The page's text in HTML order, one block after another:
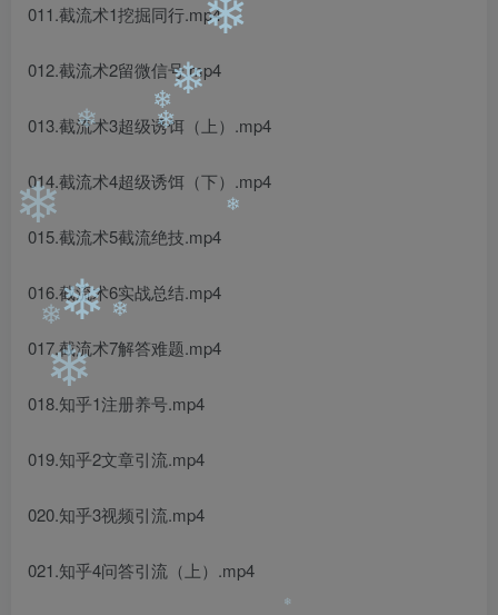
011.截流术1挖掘同行.mp4
012.截流术2留微信号.mp4
013.截流术3超级诱饵（上）.mp4
014.截流术4超级诱饵（下）.mp4
015.截流术5截流绝技.mp4
016.截流术6实战总结.mp4
017.截流术7解答难题.mp4
018.知乎1注册养号.mp4
019.知乎2文章引流.mp4
020.知乎3视频引流.mp4
021.知乎4问答引流（上）.mp4
❄
❄
❄
❄❄
❄
❄
❄
❄